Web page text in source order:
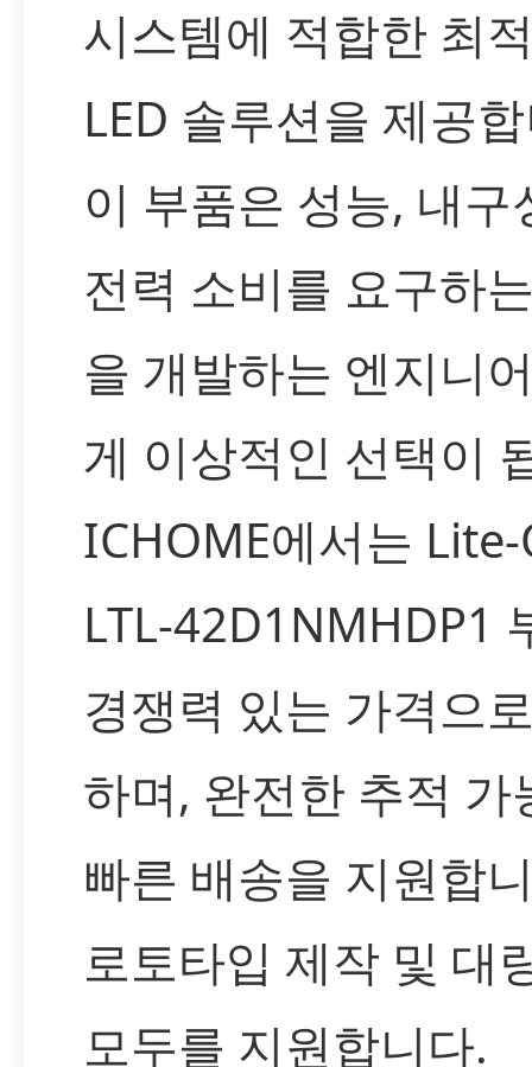
시스템에 적합한 최
LED 솔루션을 제공
이 부품은 성능, 내구
전력 소비를 요구하
을 개발하는 엔지니
게 이상적인 선택이
ICHOME에서는
LTL-42D1NMHDP1
경쟁력 있는 가격으
하며, 완전한 추적 가
빠른 배송을 지원합
로토타입 제작 및 대
모두를 지원합니다.